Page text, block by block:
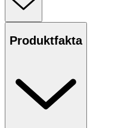
Produktfakta